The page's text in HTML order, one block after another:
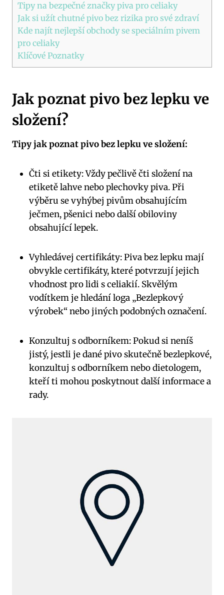
Tipy na bezpečné značky piva pro celiaky
Jak si užít chutné pivo bez rizika pro své zdraví
Kde najít nejlepší obchody se speciálním pivem
pro celiaky
Klíčové Poznatky
Jak poznat pivo bez lepku ve
složení?
Tipy jak poznat pivo bez lepku ve složení:
Čti si etikety: Vždy pečlivě čti složení na
etiketě lahve nebo plechovky piva. Při
výběru se vyhýbej pivům obsahujícím
ječmen, pšenici nebo další obiloviny
obsahující lepek.
Vyhledávej certifikáty: Piva bez lepku mají
obvykle certifikáty, které potvrzují jejich
vhodnost pro lidi s celiakií. Skvělým
vodítkem je hledání loga „Bezlepkový
výrobek“ nebo jiných podobných označení.
Konzultuj s odborníkem: Pokud si neníš
jistý, jestli je dané pivo skutečně bezlepkové,
konzultuj s odborníkem nebo dietologem,
kteří ti mohou poskytnout další informace a
rady.